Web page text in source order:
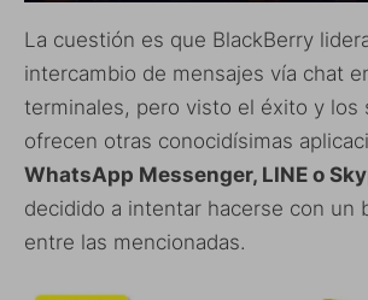
La cuestión es que BlackBerry
intercambio de mensajes vía chat
terminales, pero visto el éxito y los
ofrecen otras conocidísimas
WhatsApp Messenger, LINE o
decidido a intentar hacerse con un
entre las mencionadas.